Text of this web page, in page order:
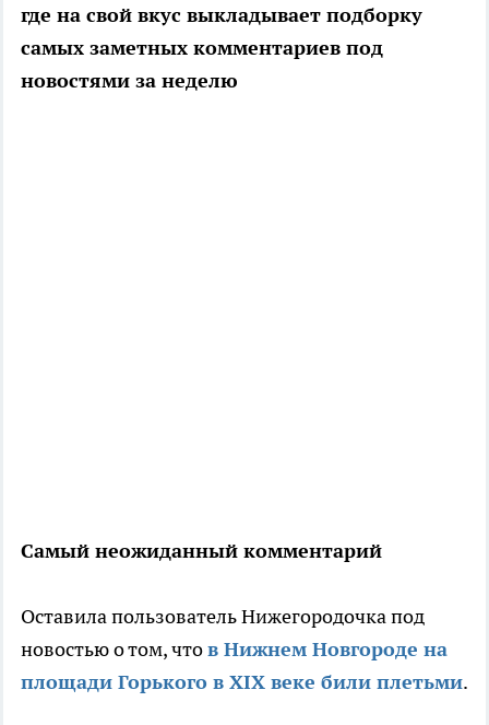
где на свой вкус выкладывает подборку
самых заметных комментариев под
новостями за неделю
Самый неожиданный комментарий
Оставила пользователь Нижегородочка под
новостью о том, чтов Нижнем Новгороде на
площади Горького в XIX веке били плетьми.